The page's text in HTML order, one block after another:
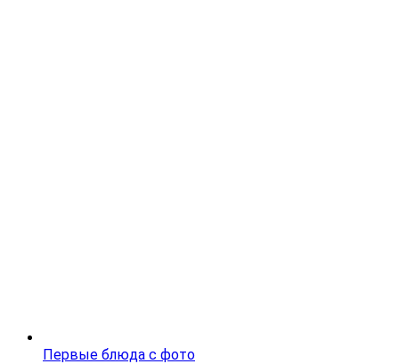
Первые блюда с фото